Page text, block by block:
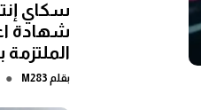
سكاي
شهادة
بقلم M283
●